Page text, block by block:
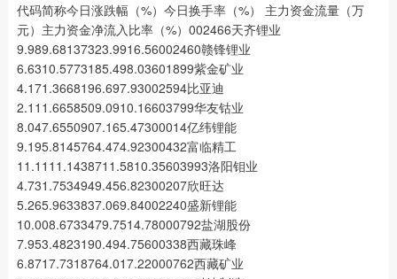
代码简称今日涨跌幅（%）今日换手率（%） 主力资金流量（万
元）主力资金净流入比率（%）002466天齐锂业
9.989.68137323.9916.56002460赣锋锂业
6.6310.5773185.498.03601899紫金矿业
4.171.3668196.697.93002594比亚迪
2.111.6658509.0910.16603799华友钴业
8.047.6550907.165.47300014亿纬锂能
9.195.8145764.474.92300432富临精工
11.1111.1438711.5810.35603993洛阳钼业
4.731.7534949.456.82300207欣旺达
5.265.9633837.069.84002240盛新锂能
10.008.6733479.7514.78000792盐湖股份
7.953.4823190.494.75600338西藏珠峰
6.8717.7318764.017.22000762西藏矿业